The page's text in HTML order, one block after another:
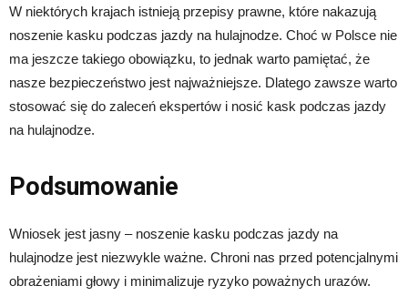
W niektórych krajach istnieją przepisy prawne, które nakazują
noszenie kasku podczas jazdy na hulajnodze. Choć w Polsce nie
ma jeszcze takiego obowiązku, to jednak warto pamiętać, że
nasze bezpieczeństwo jest najważniejsze. Dlatego zawsze warto
stosować się do zaleceń ekspertów i nosić kask podczas jazdy
na hulajnodze.
Podsumowanie
Wniosek jest jasny – noszenie kasku podczas jazdy na
hulajnodze jest niezwykle ważne. Chroni nas przed potencjalnymi
obrażeniami głowy i minimalizuje ryzyko poważnych urazów.